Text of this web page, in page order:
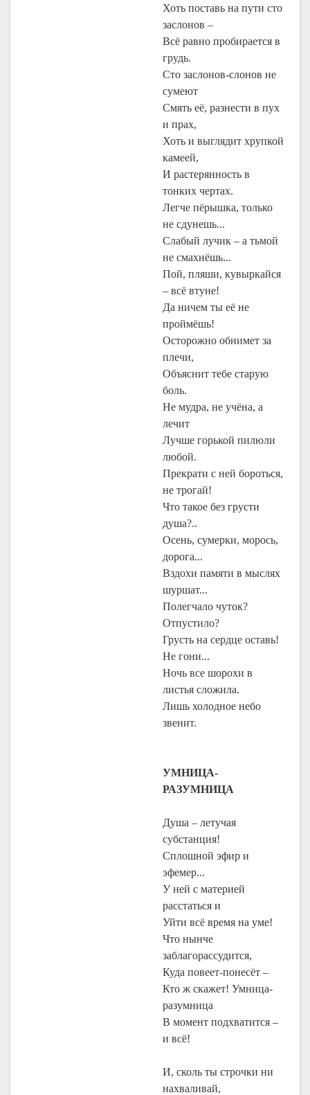
Хоть поставь на пути сто
заслонов –
Всё равно пробирается в
грудь.
Сто заслонов-слонов не
сумеют
Смять её, разнести в пух
и прах,
Хоть и выглядит хрупкой
камеей,
И растерянность в
тонких чертах.
Легче пёрышка, только
не сдунешь...
Слабый лучик – а тьмой
не смахнёшь...
Пой, пляши, кувыркайся
– всё втуне!
Да ничем ты её не
проймёшь!
Осторожно обнимет за
плечи,
Объяснит тебе старую
боль.
Не мудра, не учёна, а
лечит
Лучше горькой пилюли
любой.
Прекрати с ней бороться,
не трогай!
Что такое без грусти
душа?..
Осень, сумерки, морось,
дорога...
Вздохи памяти в мыслях
шуршат...
Полегчало чуток?
Отпустило?
Грусть на сердце оставь!
Не гони...
Ночь все шорохи в
листья сложила.
Лишь холодное небо
звенит.
УМНИЦА-
РАЗУМНИЦА
Душа – летучая
субстанция!
Сплошной эфир и
эфемер...
У ней с материей
расстаться и
Уйти всё время на уме!
Что нынче
заблагорассудится,
Куда повеет-понесёт –
Кто ж скажет! Умница-
разумница
В момент подхватится –
и всё!
И, сколь ты строчки ни
нахваливай,